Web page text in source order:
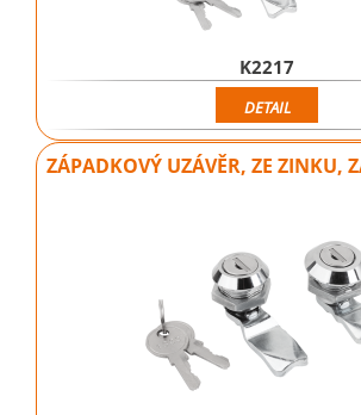
K2217
DETAIL
ZÁPADKOVÝ UZÁVĚR, ZE ZINKU,